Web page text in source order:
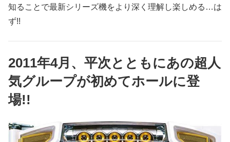
知ることで最新シリーズ機をより深く理解し楽しめる…は
ず!!
2011年4月、平次とともにあの超人
気グループが初めてホールに登
場!!